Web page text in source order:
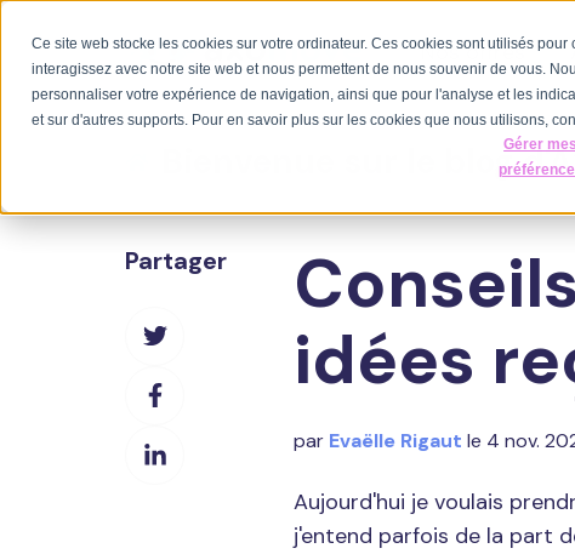
Ce site web stocke les cookies sur votre ordinateur. Ces cookies sont utilisés
interagissez avec notre site web et nous permettent de nous souvenir de vous.
personnaliser votre expérience de navigation, ainsi que pour l'analyse et les
et sur d'autres supports. Pour en savoir plus sur les cookies que nous utilisons,
Gérer mes
Nos offres
Bienvenue sur le blog
Partager
Partager
Twitter
Partager
sur
Facebook
Partager
idées
par Evaëlle Rigaut le 4 nov.
Aujourd'hui je voulais
j'entend parfois de la part